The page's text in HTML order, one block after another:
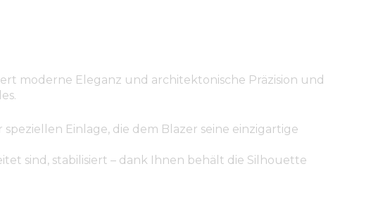
moderne Eleganz und architektonische Präzision und
Einlage, die dem Blazer seine einzigartige
sind, stabilisiert – dank Ihnen behält die Silhouette